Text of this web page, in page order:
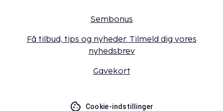
Sembonus
Få tilbud, tips og nyheder. Tilmeld dig vores
nyhedsbrev
Gavekort
Cookie-indstillinger